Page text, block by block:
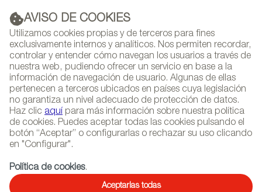
AVISO DE COOKIES
Utilizamos cookies propias y de terceros para fines
exclusivamente internos y analíticos. Nos permiten recordar,
controlar y entender cómo navegan los usuarios a través de
nuestra web, pudiendo ofrecer un servicio en base a la
información de navegación de usuario. Algunas de ellas
pertenecen a terceros ubicados en países cuya legislación
no garantiza un nivel adecuado de protección de datos.
Haz clic aquí para más información sobre nuestra política
de cookies. Puedes aceptar todas las cookies pulsando el
botón “Aceptar” o configurarlas o rechazar su uso clicando
en "Configurar".
Política de cookies.
Aceptarlas todas
PUBLICIDAD
(+34) 913 497 100 |
NEWSLETTER
AGENDA